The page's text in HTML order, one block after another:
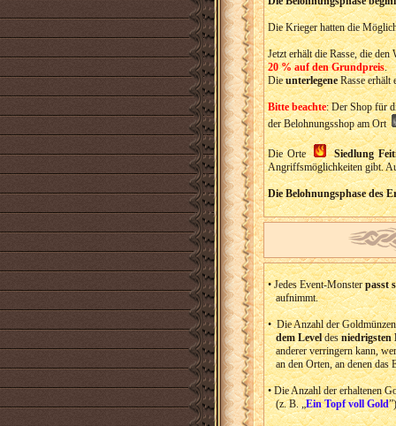
Die Krieger hatten die
Jetzt erhält die Rasse, die den
20 % auf den Grundpreis.
DieunterlegeneRasse erhält
Bitte beachte: Der Shop für
der Belohnungsshop am Ort
Die Orte
Siedlung
Angriffsmöglichkeiten gibt.
Die Belohnungsphase des
• Jedes Event-Monsterpasst
aufnimmt.
• Die Anzahl der
dem Leveldesniedrigsten
anderer verringern kann,
an den Orten, an denen das
• Die Anzahl der erhaltenen
(z. B. „Ein Topf voll Gold